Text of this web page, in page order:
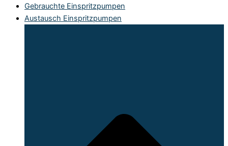
Gebrauchte Einspritzpumpen
Austausch Einspritzpumpen